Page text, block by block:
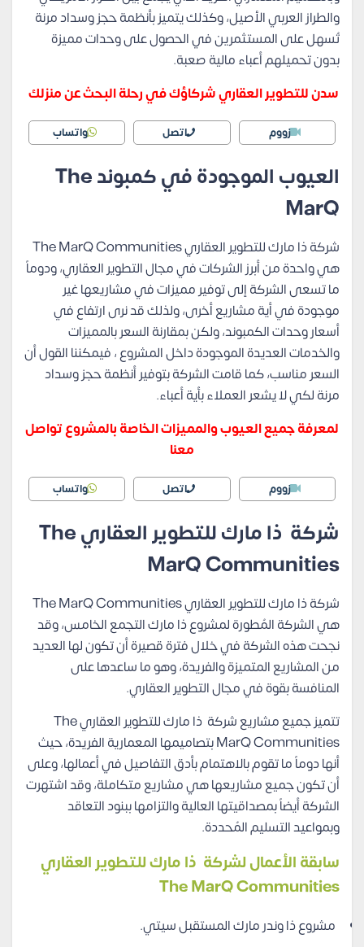
والطراز العربي الأصيل، وكذلك يتميز بأنظمة حجز وسداد مرنة
تُسهل على المستثمرين في الحصول على وحدات مميزة
بدون تحميلهم أعباء مالية صعبة.
سدن للتطوير العقاري شركاؤك في رحلة البحث عن منزلك
زووم اتصل واتساب
العيوب الموجودة في كمبوند The
MarQ
شركة ذا مارك للتطوير العقاري The MarQ Communities
هي واحدة من أبرز الشركات في مجال التطوير العقاري، ودوماً
ما تسعى الشركة إلى توفير مميزات في مشاريعها غير
موجودة في أية مشاريع أخرى، ولذلك قد نرى ارتفاع في
أسعار وحدات الكمبوند، ولكن بمقارنة السعر بالمميزات
والخدمات العديدة الموجودة داخل المشروع ، فيمكننا القول أن
السعر مناسب، كما قامت الشركة بتوفير أنظمة حجز وسداد
مرنة لكي لا يشعر العملاء بأية أعباء.
لمعرفة جميع العيوب والمميزات الخاصة بالمشروع تواصل
معنا
زووم اتصل واتساب
شركة ذا مارك للتطوير العقاري The
MarQ Communities
شركة ذا مارك للتطوير العقاري The MarQ Communities
هي الشركة المُطورة لمشروع ذا مارك التجمع الخامس، وقد
نجحت هذه الشركة في خلال فترة قصيرة أن تكون لها العديد
من المشاريع المتميزة والفريدة، وهو ما ساعدها على
المنافسة بقوة في مجال التطوير العقاري.
تتميز جميع مشاريع شركة ذا مارك للتطوير العقاري The
MarQ Communities بتصاميمها المعمارية الفريدة، حيث
أنها دوماً ما تقوم بالاهتمام بأدق التفاصيل في أعمالها، وعلى
أن تكون جميع مشاريعها هي مشاريع متكاملة، وقد اشتهرت
الشركة أيضاً بمصداقيتها العالية والتزامها ببنود التعاقد
وبمواعيد التسليم المُحددة.
سابقة الأعمال لشركة ذا مارك للتطوير العقاري
The MarQ Communities
مشروع ذا وندر مارك المستقبل سيتي.